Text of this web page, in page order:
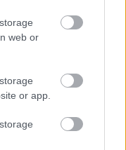
web or
or app.
πρόσωπα.
στο
.